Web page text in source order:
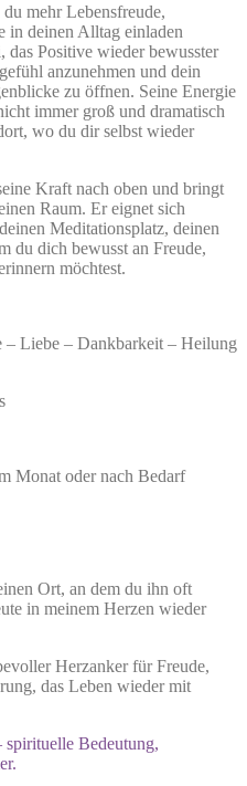
mehr Lebensfreude,
in deinen Alltag einladen
das Positive wieder bewusster
anzunehmen und dein
zu öffnen. Seine Energie
immer groß und dramatisch
wo du dir selbst wieder
Kraft nach oben und bringt
Raum. Er eignet sich
Meditationsplatz, deinen
du dich bewusst an Freude,
möchtest.
– Liebe – Dankbarkeit – Heilung
Monat oder nach Bedarf
Ort, an dem du ihn oft
in meinem Herzen wieder
Herzanker für Freude,
das Leben wieder mit
spirituelle Bedeutung,